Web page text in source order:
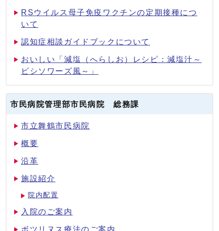
RSウイルス母子免疫ワクチンの定期接種につ
いて
認知症相談ガイドブックについて
おいしい「減塩（へらしお）レシピ：減塩汁～
ビシソワーズ風～」
市民病院管理部市民病院 総務課
市立舞鶴市民病院
概要
沿革
施設紹介
院内配置
入院のご案内